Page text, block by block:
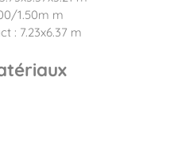
1.50m m
: 7.23x6.37 m